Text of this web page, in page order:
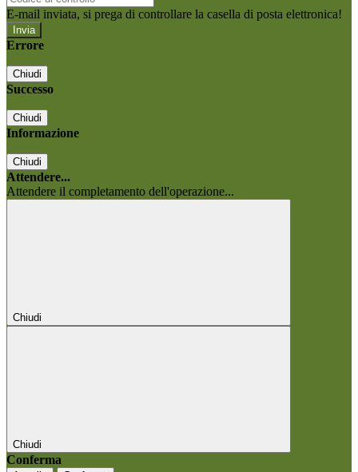
E-mail inviata, si prega di controllare la casella di posta elettronica!
Errore
Chiudi
Successo
Chiudi
Informazione
Chiudi
Attendere...
Attendere il completamento dell'operazione...
Chiudi
Chiudi
Conferma